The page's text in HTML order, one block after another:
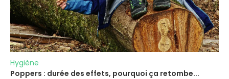
Hygiène
Poppers : durée des effets, pourquoi ça retombe...